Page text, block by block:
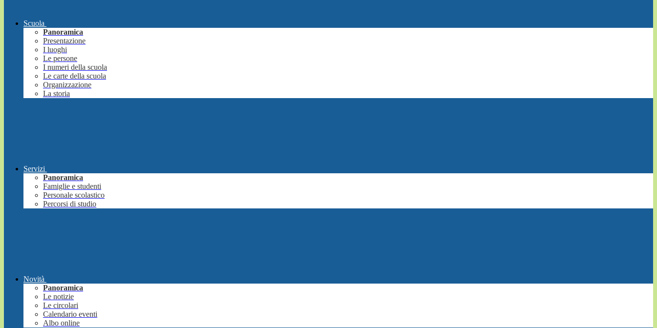
Scuola
Panoramica
Presentazione
I luoghi
Le persone
I numeri della scuola
Le carte della scuola
Organizzazione
La storia
Servizi
Panoramica
Famiglie e studenti
Personale scolastico
Percorsi di studio
Novità
Panoramica
Le notizie
Le circolari
Calendario eventi
Albo online